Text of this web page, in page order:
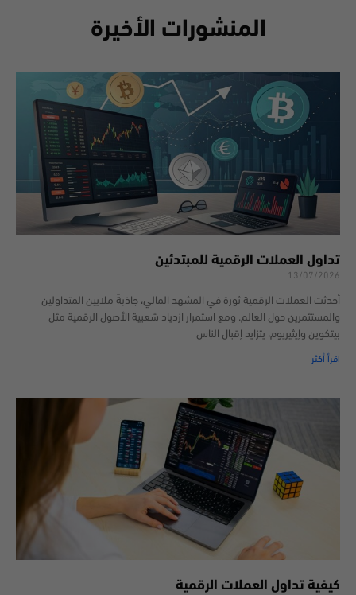
المنشورات الأخيرة
تداول العملات الرقمية للمبتدئين
13/07/2026
أحدثت العملات الرقمية ثورة في المشهد المالي، جاذبةً ملايين المتداولين
والمستثمرين حول العالم. ومع استمرار ازدياد شعبية الأصول الرقمية مثل
بيتكوين وإيثيريوم، يتزايد إقبال الناس
اقرأ أكثر
كيفية تداول العملات الرقمية